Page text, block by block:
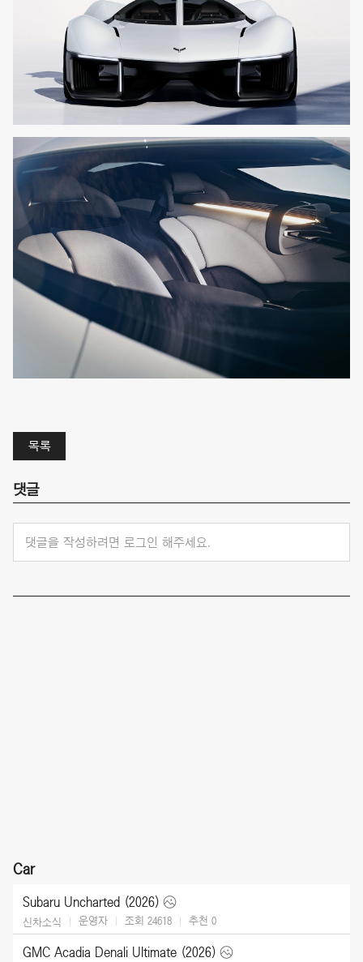
목록
댓글
댓글을 작성하려면 로그인 해주세요.
Car
Subaru Uncharted (2026)
신차소식 운영자 조회 24618 추천 0
GMC Acadia Denali Ultimate (2026)